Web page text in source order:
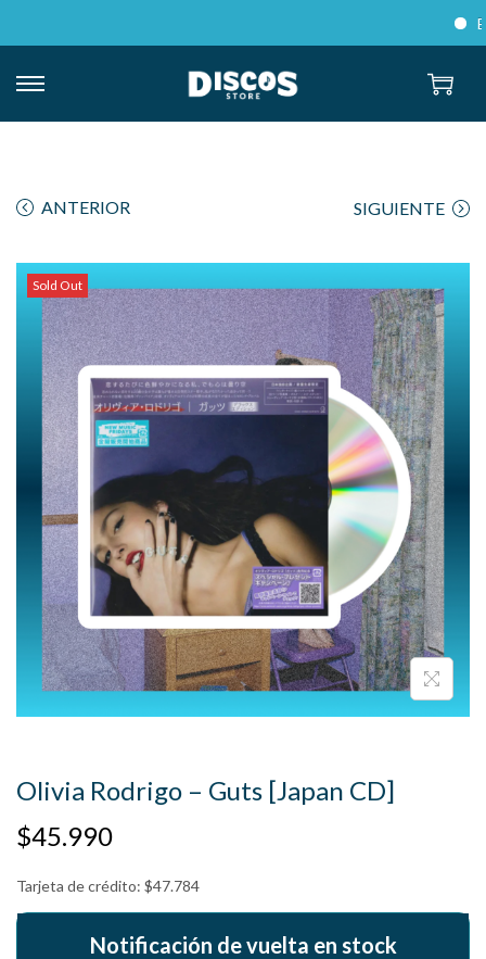
ANTERIOR SIGUIENTE
Sold Out
Olivia Rodrigo – Guts [Japan CD]
$45.990
Tarjeta de crédito: $47.784
Notificación de vuelta en stock